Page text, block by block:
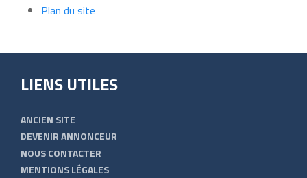
Plan du site
LIENS UTILES
ANCIEN SITE
DEVENIR ANNONCEUR
NOUS CONTACTER
MENTIONS LÉGALES